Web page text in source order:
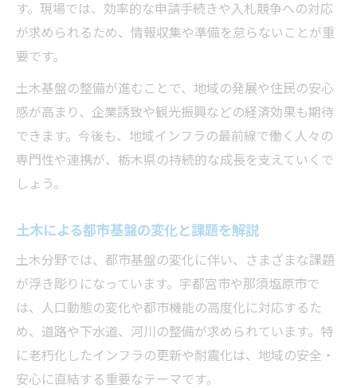
地域インフラを支える土木基盤の役割を探る
土木の観点から見る地域基盤強化の秘訣
土木工事が地域インフラ維持に果たす役割
土木基盤と生活インフラの密接な関係性
土木申請に役立つ情報収集のコツを紹介
土木基盤に関する公式資料の探し方ガイド
土木情報を効率よく集めるためのポイント
土木分野で重宝する行政資料の見極め方
建築確認申請を円滑にする土木のポイント
す。現場では、効率的な申請手続きや入札競争への対応
が求められるため、情報収集や準備を怠らないことが重
要です。
土木基盤の整備が進むことで、地域の発展や住民の安心
感が高まり、企業誘致や観光振興などの経済効果も期待
できます。今後も、地域インフラの最前線で働く人々の
専門性や連携が、栃木県の持続的な成長を支えていくで
しょう。
土木による都市基盤の変化と課題を解説
土木分野では、都市基盤の変化に伴い、さまざまな課題
が浮き彫りになっています。宇都宮市や那須塩原市で
は、人口動態の変化や都市機能の高度化に対応するた
め、道路や下水道、河川の整備が求められています。特
に老朽化したインフラの更新や耐震化は、地域の安全・
安心に直結する重要なテーマです。